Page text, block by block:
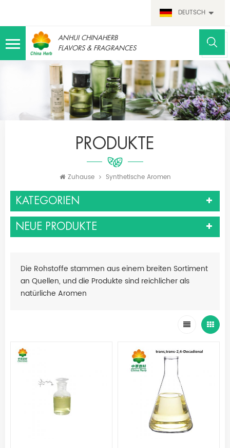
DEUTSCH
ANHUI CHINAHERB
FLAVORS & FRAGRANCES
PRODUKTE
Zuhause Synthetische Aromen
KATEGORIEN
NEUE PRODUKTE
Die Rohstoffe stammen aus einem breiten Sortiment
an Quellen, und die Produkte sind reichlicher als
natürliche Aromen